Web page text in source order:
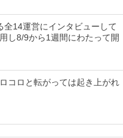
全14運営にインタビューして
し8/9から1週間にわたって開
コロと転がっては起き上がれ